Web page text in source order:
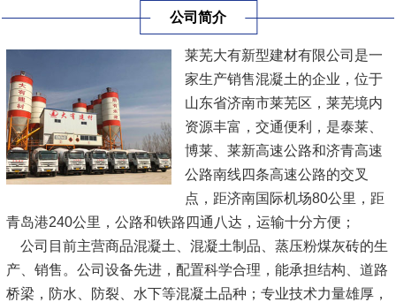
公司简介
莱芜大有新型建材有限公司是一
家生产销售混凝土的企业，位于
山东省济南市莱芜区，莱芜境内
资源丰富，交通便利，是泰莱、
博莱、莱新高速公路和济青高速
公路南线四条高速公路的交叉
点，距济南国际机场80公里，距
青岛港240公里，公路和铁路四通八达，运输十分方便；
公司目前主营商品混凝土、混凝土制品、蒸压粉煤灰砖的生
产、销售。公司设备先进，配置科学合理，能承担结构、道路
桥梁，防水、防裂、水下等混凝土品种；专业技术力量雄厚，